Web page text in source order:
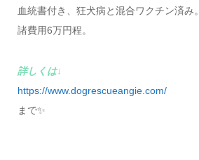
血統書付き、狂犬病と混合ワクチン済み。
諸費用6万円程。
詳しくは↓
https://www.dogrescueangie.com/
まで✨